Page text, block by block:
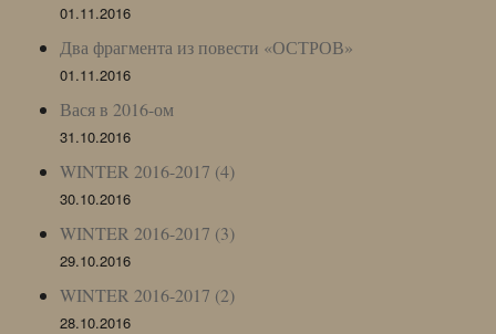
01.11.2016
Два фрагмента из повести «ОСТРОВ»
01.11.2016
Вася в 2016-ом
31.10.2016
WINTER 2016-2017 (4)
30.10.2016
WINTER 2016-2017 (3)
29.10.2016
WINTER 2016-2017 (2)
28.10.2016